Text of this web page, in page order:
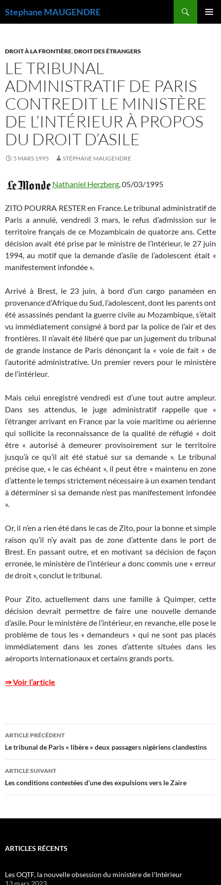
Stephane MAUGENDRE
DROIT À LA FRONTIÈRE,DROIT DES ÉTRANGERS
LE TRIBUNAL
ADMINISTRATIF DE PARIS
CONTREDIT LE MINISTÈRE
DE L’INTÉRIEUR À PROPOS
DU DROIT D’ASILE
5 MARS 1995 STÉPHANE MAUGENDRE
Nathaniel Herzberg,05/03/1995
ZITO POURRA RESTER en France. Le tribunal administratif de
Paris a annulé, vendredi 3 mars, le refus d’admission sur le
territoire français de ce Mozambicain de quatorze ans. Cette
décision avait été prise par le ministre de l’intérieur, le 27 juin
1994, au motif que la demande d’asile de l’adolescent était «
manifestement infondée ».
Arrivé à Brest, le 23 juin, à bord d’un cargo panaméen en
provenance d’Afrique du Sud, l’adolescent, dont les parents ont
été assassinés pendant la guerre civile au Mozambique, s’était
vu immédiatement consigné à bord par la police de l’air et des
frontières. Il n’avait été libéré que par un jugement du tribunal
de grande instance de Paris dénonçant la « voie de fait » de
l’autorité administrative. Un premier revers pour le ministère
de l’intérieur.
Mais celui enregistré vendredi est d’une tout autre ampleur.
Dans ses attendus, le juge administratif rappelle que «
l’étranger arrivant en France par la voie maritime ou aérienne
qui sollicite la reconnaissance de la qualité de réfugié » doit
être « autorisé à demeurer provisoirement sur le territoire
jusqu’à ce qu’il ait été statué sur sa demande ». Le tribunal
précise que, « le cas échéant », il peut être « maintenu en zone
d’attente le temps strictement nécessaire à un examen tendant
à déterminer si sa demande n’est pas manifestement infondée
».
Or, il n’en a rien été dans le cas de Zito, pour la bonne et simple
raison qu’il n’y avait pas de zone d’attente dans le port de
Brest. En passant outre, et en motivant sa décision de façon
erronée, le ministère de l’intérieur a donc commis une « erreur
de droit », conclut le tribunal.
Pour Zito, actuellement dans une famille à Quimper, cette
décision devrait permettre de faire une nouvelle demande
d’asile. Pour le ministère de l’intérieur, en revanche, elle pose le
problème de tous les « demandeurs » qui ne sont pas placés
immédiatement dans les zones d’attente situées dans les
aéroports internationaux et certains grands ports.
⇒ Voir l’article
Navigation
des
articles
ARTICLE PRÉCÉDENT
Le tribunal de Paris « libère » deux passagers nigériens clandestins
ARTICLE SUIVANT
Les conditions contestées d’une des expulsions vers le Zaïre
ARTICLES RÉCENTS
Les OQTF, la nouvelle obsession du ministère de l’Intérieur
13 mars 2023